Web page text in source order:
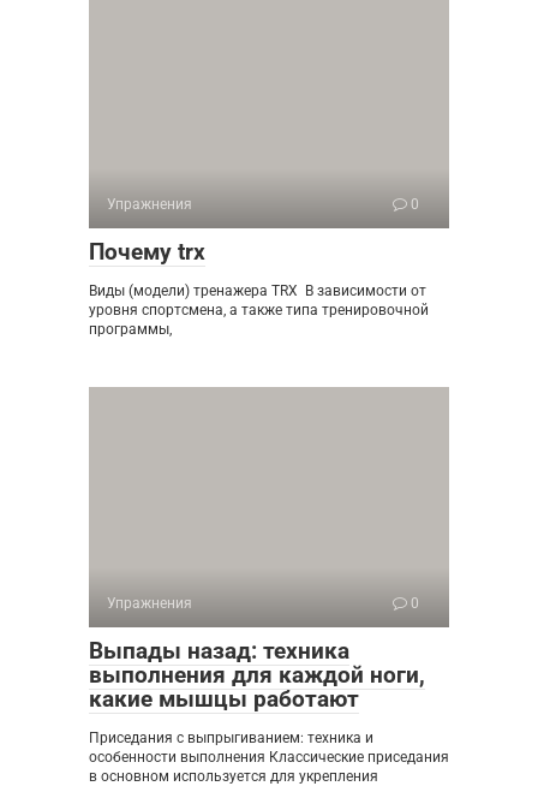
Упражнения 0
Почему trx
Виды (модели) тренажера TRX В зависимости от
уровня спортсмена, а также типа тренировочной
программы,
Упражнения 0
Выпады назад: техника
выполнения для каждой ноги,
какие мышцы работают
Приседания с выпрыгиванием: техника и
особенности выполнения Классические приседания
в основном используется для укрепления